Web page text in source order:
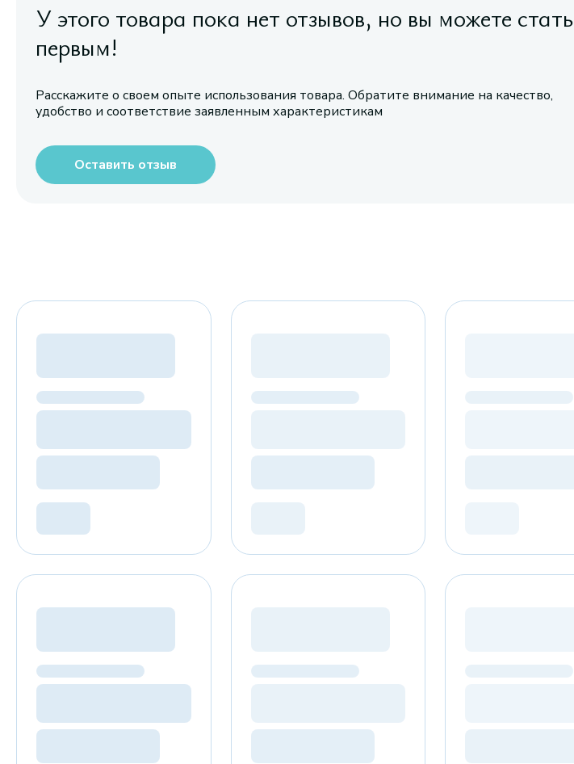
У этого товара пока нет отзывов, но вы можете стать
первым!
Расскажите о своем опыте использования товара. Обратите внимание на качество,
удобство и соответствие заявленным характеристикам
Оставить отзыв